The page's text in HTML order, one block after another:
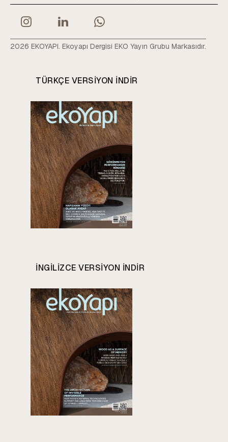
2026 EKOYAPI. Ekoyapı Dergisi EKO Yayın Grubu Markasıdır.
TÜRKÇE VERSIYON INDIR
INGILIZCE VERSIYON INDIR